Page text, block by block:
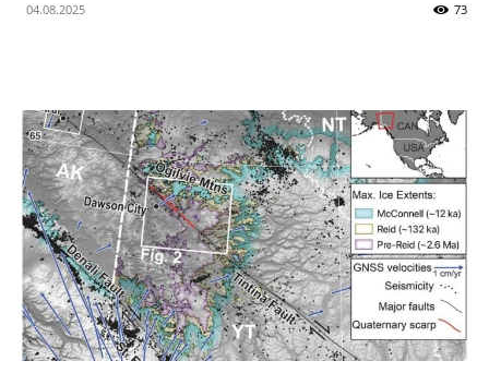
04.08.2025 73